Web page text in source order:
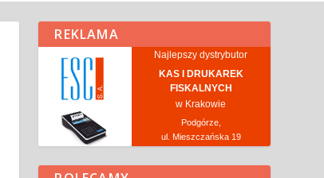
REKLAMA
Najlepszy dystrybutor
KAS I DRUKAREK
FISKALNYCH
w Krakowie
Podgórze,
ul. Mieszczańska 19